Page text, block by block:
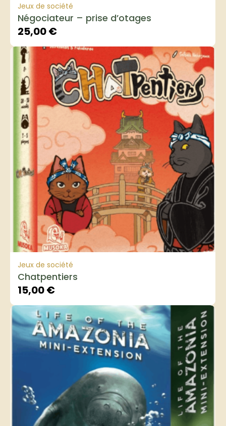
Jeux de société
Négociateur – prise d’otages
25,00€
Jeux de société
Chatpentiers
15,00€